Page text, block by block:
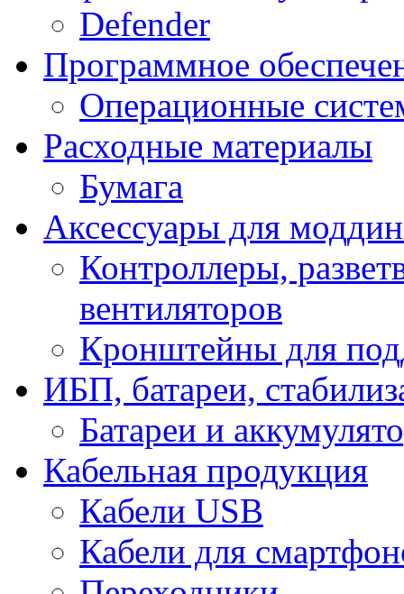
Defender
Программное
Операционные
Расходные материалы
Бумага
Аксессуары для
Контроллеры,
вентиляторов
Кронштейны для
ИБП, батареи,
Батареи и
Кабельная продукция
Кабели USB
Кабели для